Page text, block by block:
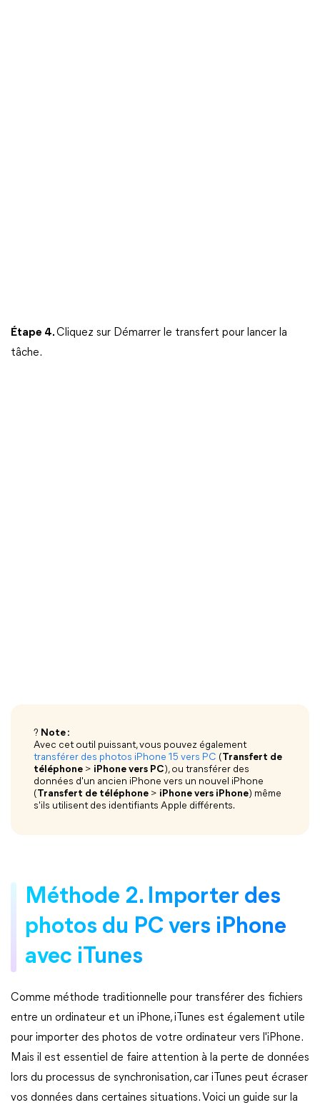
Étape 4.Cliquez sur Démarrer le transfert pour lancer la
tâche.
? Note :
Avec cet outil puissant, vous pouvez également
transférer des photos iPhone 15 vers PC (Transfert de
téléphone > iPhone vers PC), ou transférer des
données d'un ancien iPhone vers un nouvel iPhone
(Transfert de téléphone > iPhone vers iPhone) même
s'ils utilisent des identifiants Apple différents.
Méthode 2. Importer des
photos du PC vers iPhone
avec iTunes
Comme méthode traditionnelle pour transférer des fichiers
entre un ordinateur et un iPhone, iTunes est également utile
pour importer des photos de votre ordinateur vers l'iPhone.
Mais il est essentiel de faire attention à la perte de données
lors du processus de synchronisation, car iTunes peut écraser
vos données dans certaines situations. Voici un guide sur la